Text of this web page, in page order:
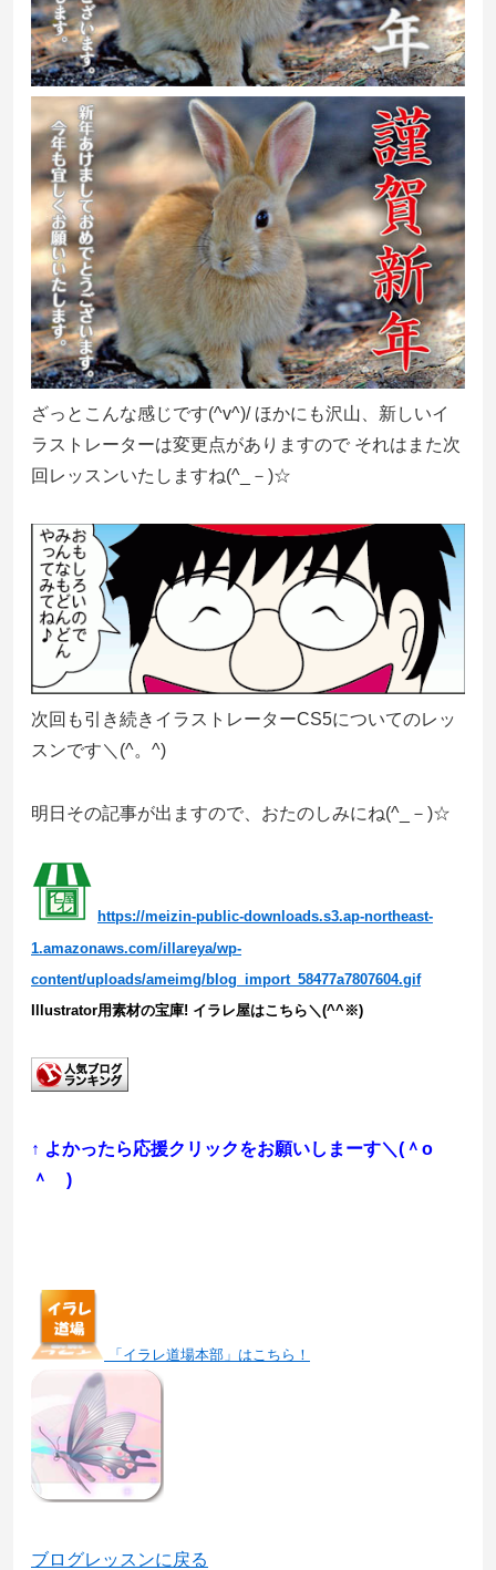
ざっとこんな感じです(^v^)/ ほかにも沢山、新しいイ
ラストレーターは変更点がありますので それはまた次
回レッスンいたしますね(^_－)☆
次回も引き続きイラストレーターCS5についてのレッ
スンです＼(^。^)
明日その記事が出ますので、おたのしみにね(^_－)☆
https://meizin-public-downloads.s3.ap-northeast-
1.amazonaws.com/illareya/wp-
content/uploads/ameimg/blog_import_58477a7807604.gif
Illustrator用素材の宝庫! イラレ屋はこちら＼(^^※)
↑ よかったら応援クリックをお願いしまーす＼(＾o
＾ )
「イラレ道場本部」はこちら！
ブログレッスンに戻る